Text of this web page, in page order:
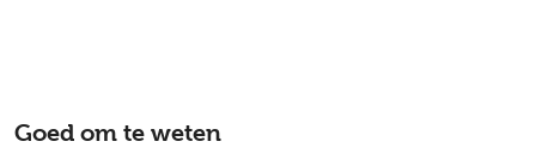
Goed om te weten